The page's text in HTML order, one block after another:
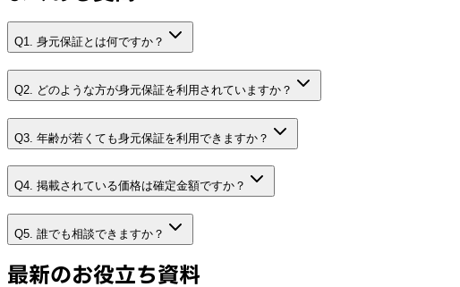
Q1. 身元保証とは何ですか？
Q2. どのような方が身元保証を利用されていますか？
Q3. 年齢が若くても身元保証を利用できますか？
Q4. 掲載されている価格は確定金額ですか？
Q5. 誰でも相談できますか？
最新のお役立ち資料